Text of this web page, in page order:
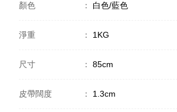
顏色 ： 白色/藍色
淨重 ： 1KG
尺寸 ： 85cm
皮帶闊度 ： 1.3cm